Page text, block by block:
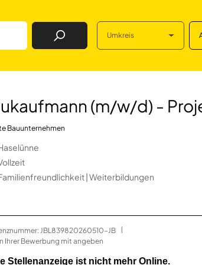
Job Finden Umkreis
- (m/w/d) -
Bauunternehmen
| Weiterbildungen
JBL839820260510-JB
Ihrer Bewerbung mit angeben